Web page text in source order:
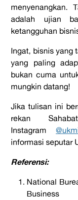
adalah ujian
ketangguhan
Ingat, bisnis yang
yang paling
bukan cuma
mungkin datang!
Jika tulisan ini
rekan
Instagram
informasi seputar
Referensi:
National